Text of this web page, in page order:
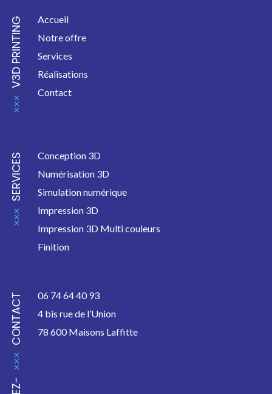
V3D PRINTING
Accueil
Notre offre
Services
Réalisations
Contact
SERVICES
Conception 3D
Numérisation 3D
Simulation numérique
Impression 3D
Impression 3D Multi couleurs
Finition
CONTACT
06 74 64 40 93
4 bis rue de l’Union
78 600Maisons Laffitte